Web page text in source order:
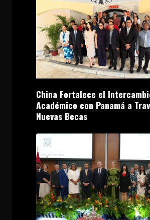
China Fortalece el
Académico con Panamá a
Nuevas Becas